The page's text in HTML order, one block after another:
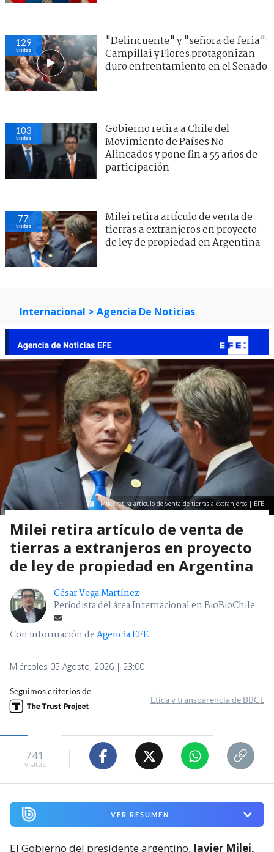
129
visitas
"Delincuente" y "señora de feria":
Campillai y Flores protagonizan
duro enfrentamiento en el Senado
103
visitas
Gobierno retira a Chile del
Movimiento de Países No
Alineados y pone fin a 55 años de
participación
77
visitas
Milei retira artículo de venta de
tierras a extranjeros en proyecto
de ley de propiedad en Argentina
Internacional > Agencia De Noticias
Milei retira artículo de venta de tierras a extranjeros | EFE
Milei retira artículo de venta de
tierras a extranjeros en proyecto
de ley de propiedad en Argentina
César Vega Martínez
Periodista del área Internacional en BioBioChile
Con información deAgencia EFE
Miércoles 05 Agosto, 2026 | 23:00
Seguimos criterios de
Ética y transparencia de BBCL
741
visitas
VER RESUMEN
El Gobierno del presidente argentino, Javier Milei,